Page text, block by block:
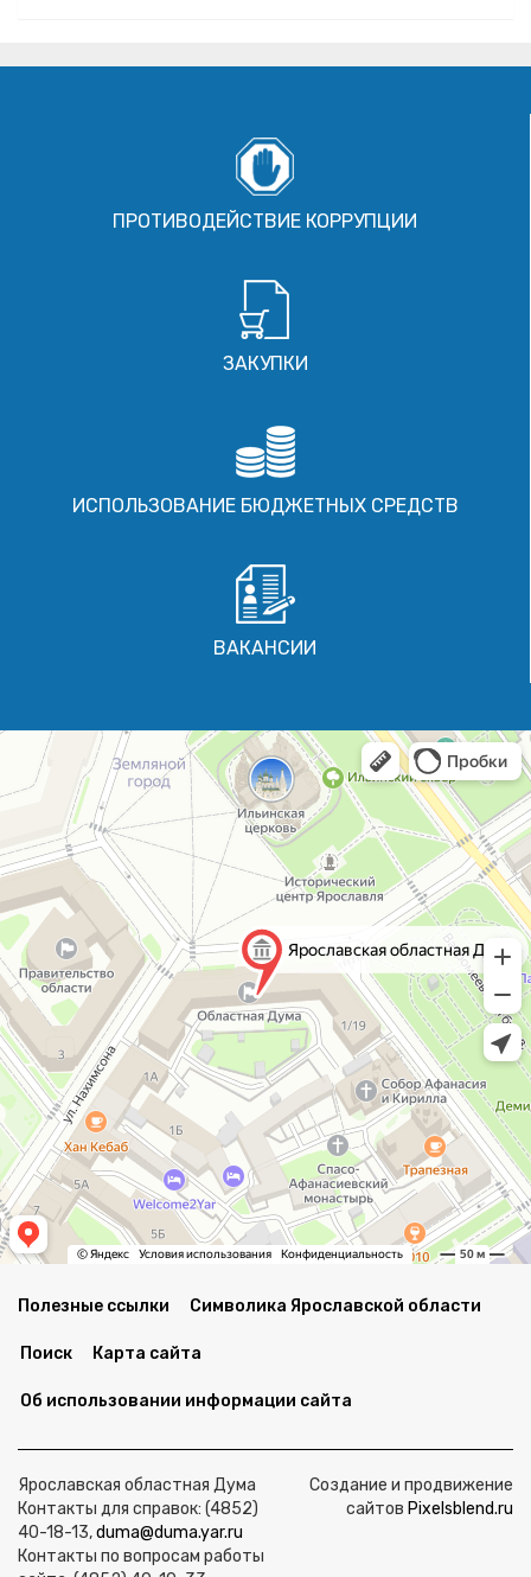
ПРОТИВОДЕЙСТВИЕ КОРРУПЦИИ
ЗАКУПКИ
ИСПОЛЬЗОВАНИЕ БЮДЖЕТНЫХ СРЕДСТВ
ВАКАНСИИ
Полезные ссылки Символика Ярославской области
Поиск Карта сайта
Об использовании информации сайта
Ярославская областная Дума
Контакты для справок: (4852)
40-18-13,duma@duma.yar.ru
Контакты по вопросам работы
Создание и продвижение
сайтов Pixelsblend.ru